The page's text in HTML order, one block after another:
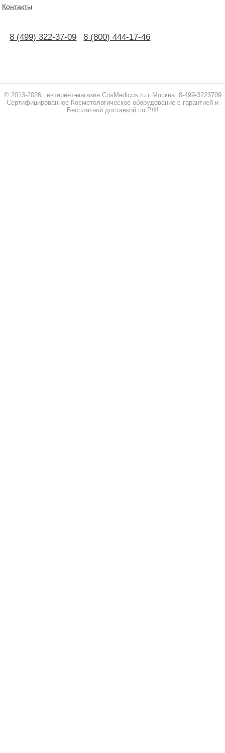
Контакты
8 (499) 322-37-09 8 (800) 444-17-46
© 2013-2026г. интернет-магазин СosMedicus.ru г Москва 8-499-3223709
Сертифицированное Косметологическое оборудование с гарантией и
Бесплатной доставкой по РФ!